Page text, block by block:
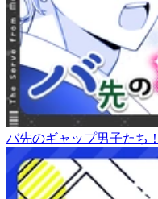
バ先のギャップ男子たち！